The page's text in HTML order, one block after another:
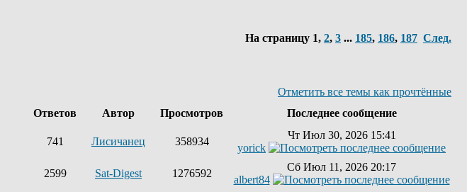
На страницу 1, 2, 3 ... 185, 186, 187 След.
Отметить все темы как прочтённые
Ответов Автор Просмотров
Последнее сообщение
741 Лисичанец 358934
Чт Июл 30, 2026 15:41
yorick
2599 Sat-Digest 1276592
Сб Июл 11, 2026 20:17
albert84